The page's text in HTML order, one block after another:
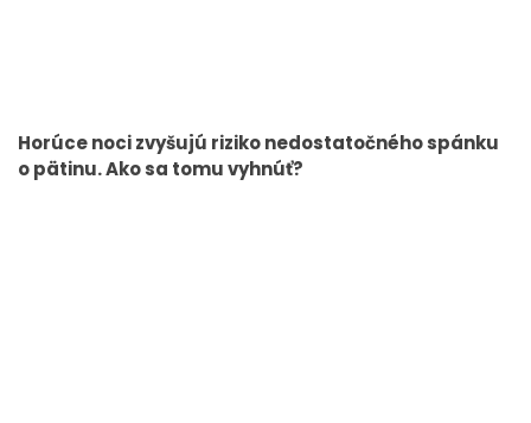
Horúce noci zvyšujú riziko nedostatočného spánku
o pätinu. Ako sa tomu vyhnúť?